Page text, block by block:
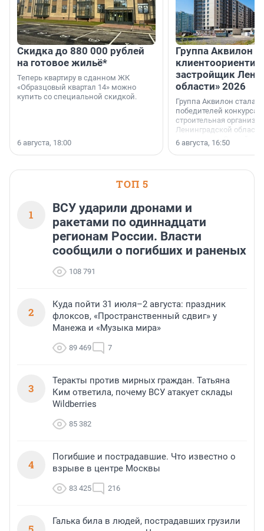
Скидка до 880 000 рублей
на готовое жильё*
Теперь квартиру в сданном ЖК
«Образцовый квартал 14» можно
купить со специальной скидкой.
6 августа, 18:00
Группа Аквилон
застройщик
области» 2026
Группа Аквилон стала
победителей конкурса
строительная
Ленинградской области
номинации «Самый
застройщик
области».
6 августа, 16:50
ТОП 5
1
ВСУ ударили дронами и
ракетами по одиннадцати
регионам России. Власти
сообщили о погибших и раненых
108 791
2
Куда пойти 31 июля–2 августа: праздник
флоксов, «Пространственный сдвиг» у
Манежа и «Музыка мира»
89 469 7
3
Теракты против мирных граждан. Татьяна
Ким ответила, почему ВСУ атакует склады
Wildberries
85 382
4
Погибшие и пострадавшие. Что известно о
взрыве в центре Москвы
83 425 216
Галька била в людей, пострадавших грузили